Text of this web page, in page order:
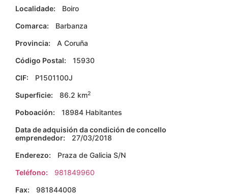
Localidade:
Boiro
Comarca:
Barbanza
Provincia:
A Coruña
Código Postal:
15930
CIF:
P1501100J
Superficie:
86.2 km2
Poboación:
18984 Habitantes
Data de adquisión da condición de concello
emprendedor:
27/03/2018
Enderezo:
Praza de Galicia S/N
Teléfono:
981849960
Fax:
981844008